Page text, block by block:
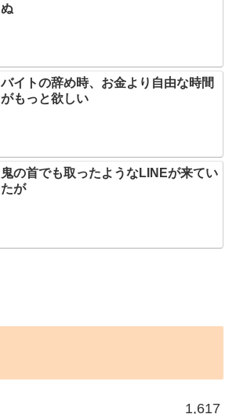
ぬ
バイトの辞め時、お金より自由な時間
がもっと欲しい
鬼の首でも取ったようなLINEが来てい
たが
1,617